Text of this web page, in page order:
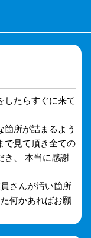
したらすぐに来て
箇所が詰まるよう
で見て頂き全ての
き、 本当に感謝
さんが汚い箇所
何かあればお願